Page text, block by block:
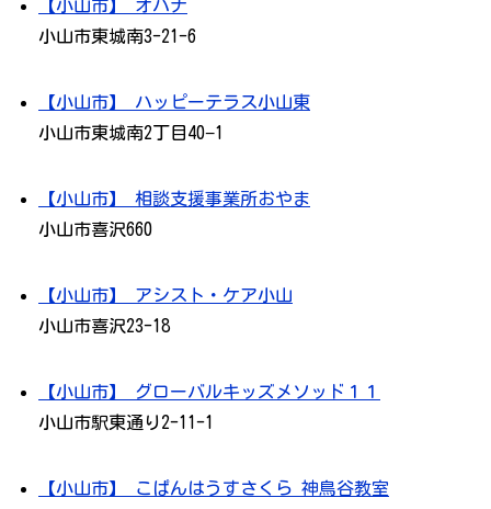
【小山市】 オハナ
小山市東城南3-21-6
【小山市】 ハッピーテラス小山東
小山市東城南2丁目40−1
【小山市】 相談支援事業所おやま
小山市喜沢660
【小山市】 アシスト・ケア小山
小山市喜沢23-18
【小山市】 グローバルキッズメソッド１１
小山市駅東通り2-11-1
【小山市】 こぱんはうすさくら 神鳥谷教室